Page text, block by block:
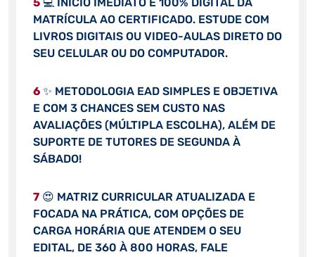
5💻 INÍCIO IMEDIATO E 100% DIGITAL DA
MATRÍCULA AO CERTIFICADO. ESTUDE COM
LIVROS DIGITAIS OU VIDEO-AULAS DIRETO DO
SEU CELULAR OU DO COMPUTADOR.
6✨ METODOLOGIA EAD SIMPLES E OBJETIVA
E COM 3 CHANCES SEM CUSTO NAS
AVALIAÇÕES (MÚLTIPLA ESCOLHA), ALÉM DE
SUPORTE DE TUTORES DE SEGUNDA À
SÁBADO!
7😍 MATRIZ CURRICULAR ATUALIZADA E
FOCADA NA PRÁTICA, COM OPÇÕES DE
CARGA HORÁRIA QUE ATENDEM O SEU
EDITAL, DE 360 À 800 HORAS, FALE